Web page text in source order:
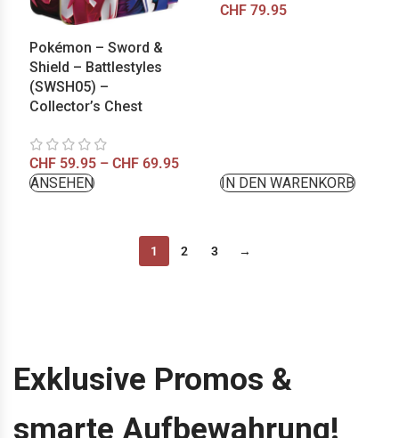
Pokémon – Sword &
Shield – Battlestyles
(SWSH05) –
Collector’s Chest
CHF 59.95 – CHF 69.95
ANSEHEN
CHF79.95
IN DEN WARENKORB
1 2 3 →
Exklusive Promos &
smarte Aufbewahrung!